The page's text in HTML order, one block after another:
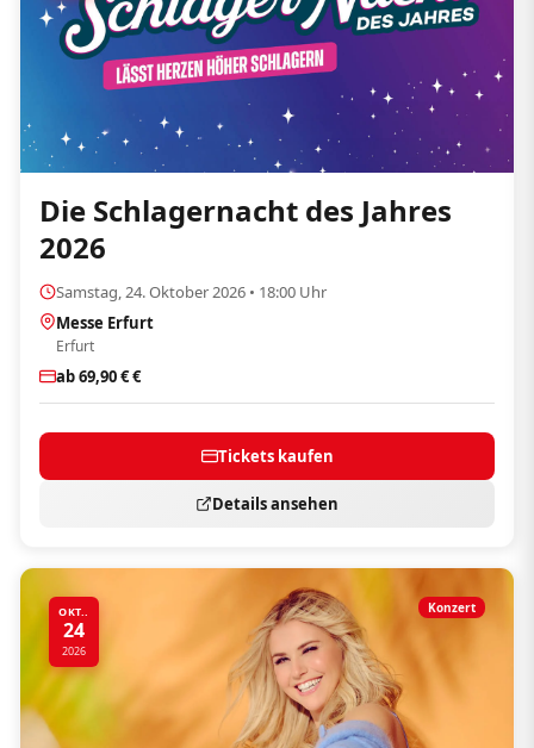
Die Schlagernacht des Jahres
2026
Samstag, 24. Oktober 2026 • 18:00 Uhr
Messe Erfurt
Erfurt
ab 69,90 € €
Tickets kaufen
Details ansehen
OKT..
24
2026
Konzert